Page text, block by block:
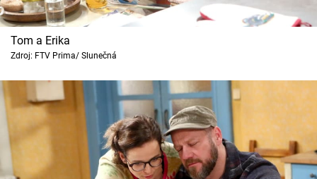
Tom a Erika
Zdroj: FTV Prima/ Slunečná